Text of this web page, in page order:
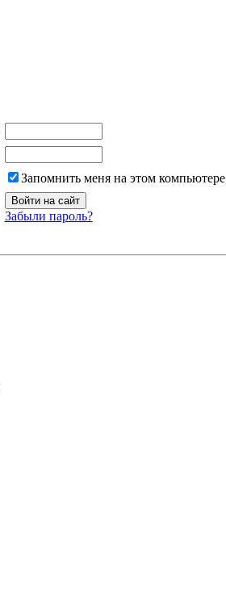
Запомнить меня на этом компьютере
Забыли пароль?